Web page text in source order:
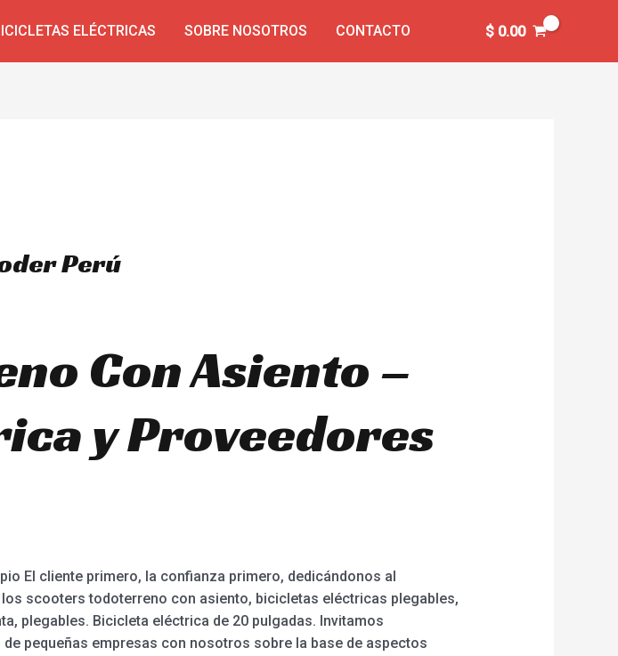
ELÉCTRICAS SOBRE NOSOTROS CONTACTO $0.00
Perú
Con Asiento –
y Proveedores
El cliente primero, la confianza primero, dedicándonos al
scooters todoterreno con asiento, bicicletas eléctricas plegables,
plegables. Bicicleta eléctrica de 20 pulgadas. Invitamos
pequeñas empresas con nosotros sobre la base de aspectos